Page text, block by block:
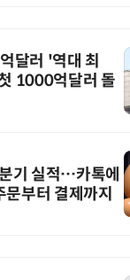
달러 '역대 최
1000억달러 돌
기 실적…카톡에
부터 결제까지